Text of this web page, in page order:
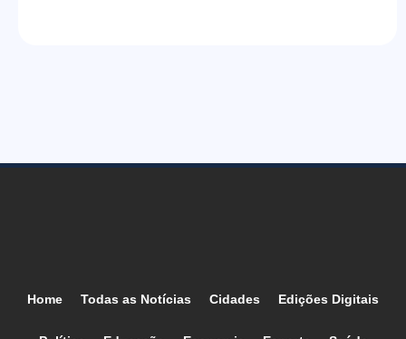
Home Todas as Notícias Cidades Edições Digitais